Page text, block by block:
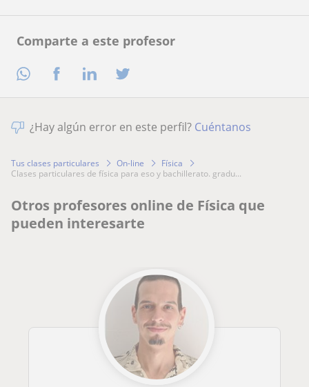
Comparte a este profesor
¿Hay algún error en este perfil? Cuéntanos
Tus clases particulares On-line
Física
clases particulares de física para eso y bachillerato. gradu...
Otros profesores online de Física que
pueden interesarte